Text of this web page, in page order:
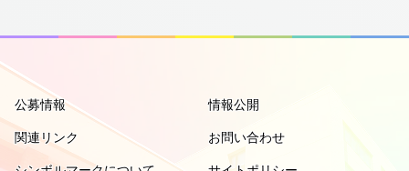
公募情報 情報公開
関連リンク お問い合わせ